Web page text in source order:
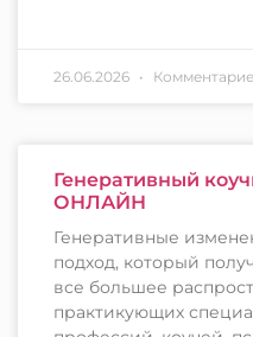
26.06.2026
Генеративный
ОНЛАЙН
Генеративные
подход, который
все большее
практикующих